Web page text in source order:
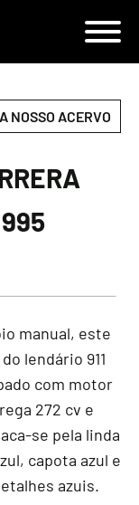
NOSSO ACERVO
manual, este
lendário 911
com motor
272 cv e
se pela linda
capota azul e
azuis.